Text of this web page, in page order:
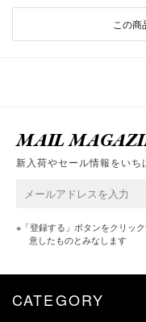
この
MAIL
新入荷やセール情報をいち
※「登録する」ボタンをクリック
意したものとみなします
CATEGORY